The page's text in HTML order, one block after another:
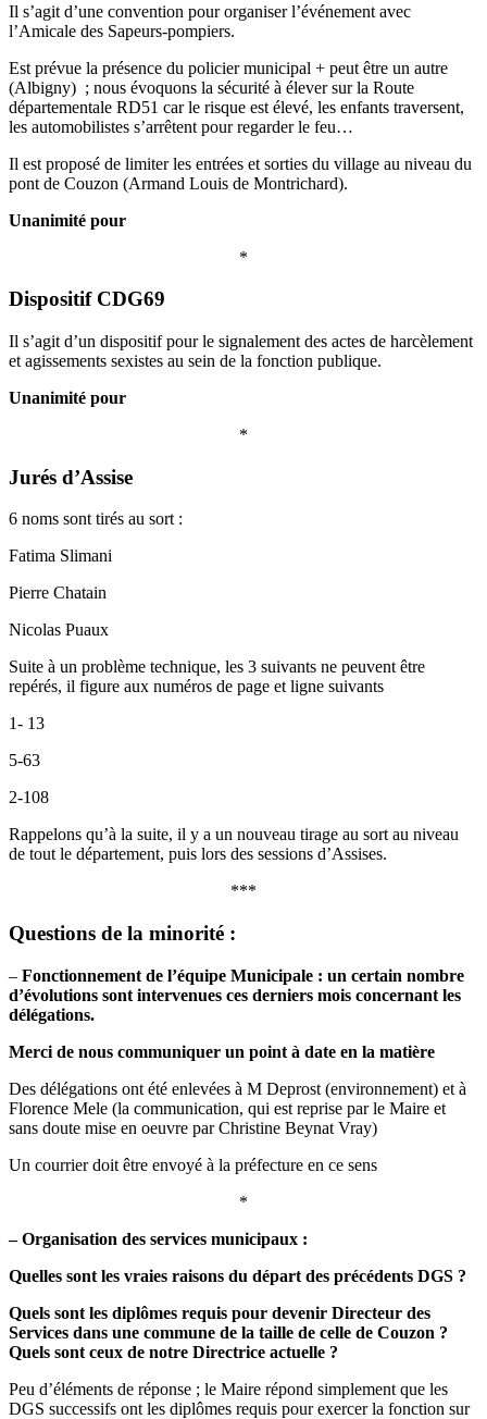
Il s’agit d’une convention pour organiser l’événement avec
l’Amicale des Sapeurs-pompiers.
Est prévue la présence du policier municipal + peut être un autre
(Albigny) ; nous évoquons la sécurité à élever sur la Route
départementale RD51 car le risque est élevé, les enfants traversent,
les automobilistes s’arrêtent pour regarder le feu…
Il est proposé de limiter les entrées et sorties du village au niveau du
pont de Couzon (Armand Louis de Montrichard).
Unanimité pour
*
Dispositif CDG69
Il s’agit d’un dispositif pour le signalement des actes de harcèlement
et agissements sexistes au sein de la fonction publique.
Unanimité pour
*
Jurés d’Assise
6 noms sont tirés au sort :
Fatima Slimani
Pierre Chatain
Nicolas Puaux
Suite à un problème technique, les 3 suivants ne peuvent être
repérés, il figure aux numéros de page et ligne suivants
1- 13
5-63
2-108
Rappelons qu’à la suite, il y a un nouveau tirage au sort au niveau
de tout le département, puis lors des sessions d’Assises.
***
Questions de la minorité :
– Fonctionnement de l’équipe Municipale : un certain nombre
d’évolutions sont intervenues ces derniers mois concernant les
délégations.
Merci de nous communiquer un point à date en la matière
Des délégations ont été enlevées à M Deprost (environnement) et à
Florence Mele (la communication, qui est reprise par le Maire et
sans doute mise en oeuvre par Christine Beynat Vray)
Un courrier doit être envoyé à la préfecture en ce sens
*
– Organisation des services municipaux :
Quelles sont les vraies raisons du départ des précédents DGS ?
Quels sont les diplômes requis pour devenir Directeur des
Services dans une commune de la taille de celle de Couzon ?
Quels sont ceux de notre Directrice actuelle ?
Peu d’éléments de réponse ; le Maire répond simplement que les
DGS successifs ont les diplômes requis pour exercer la fonction sur